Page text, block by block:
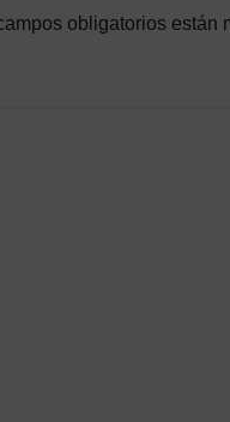
campos obligatorios están